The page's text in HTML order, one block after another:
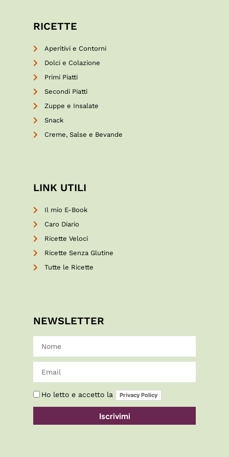
RICETTE
Aperitivi e Contorni
Dolci e Colazione
Primi Piatti
Secondi Piatti
Zuppe e Insalate
Snack
Creme, Salse e Bevande
LINK UTILI
Il mio E-Book
Caro Diario
Ricette Veloci
Ricette Senza Glutine
Tutte le Ricette
NEWSLETTER
Ho letto e accetto la Privacy Policy
Iscrivimi